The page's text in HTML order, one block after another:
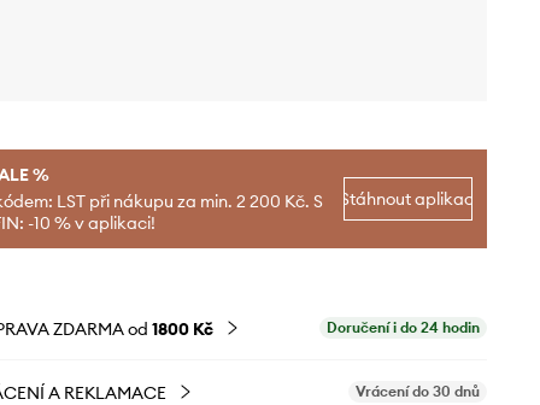
%
LST při nákupu za min. 2 200 Kč. S
-10 % v aplikaci!
Stáhnout aplikaci
ZDARMA od 1800 Kč Doručení i do 24 hodin
A REKLAMACE Vrácení do 30 dnů